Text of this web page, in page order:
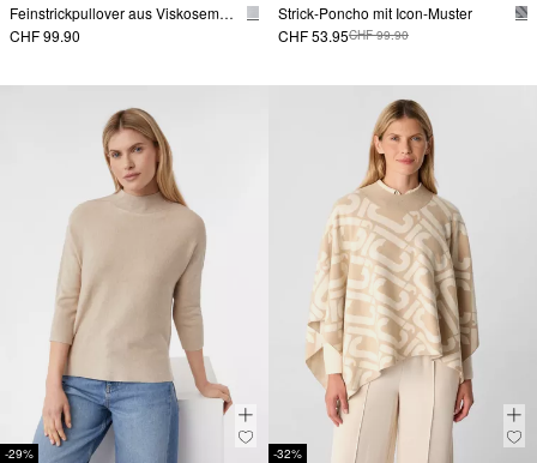
Feinstrickpullover aus Viskosemix mit Stehkragen
CHF 99.90
Strick-Poncho mit Icon-Muster
CHF 53.95CHF 99.90
-29% -32%